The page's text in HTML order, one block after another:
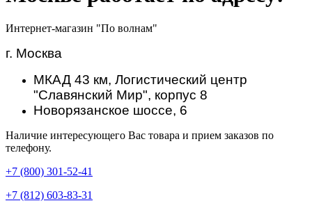
Интернет-магазин "По волнам"
г. Москва
МКАД 43 км, Логистический центр
"Славянский Мир", корпус 8
Новорязанское шоссе, 6
Наличие интересующего Вас товара и прием заказов по
телефону.
+7 (800) 301-52-41
+7 (812) 603-83-31